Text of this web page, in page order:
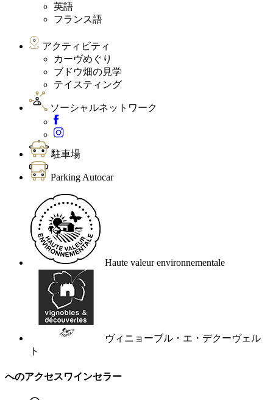
英語
フランス語
アクティビティ
カーヴめぐり
ブドウ畑の見学
テイスティング
ソーシャルネットワーク
駐車場
Parking Autocar
Haute valeur environnementale
ヴィニョーブル・エ・デクーヴェル
ト
へのアクセスワインセラー